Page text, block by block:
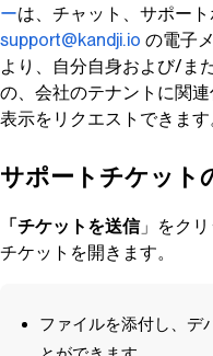
ーは、チャット、サポート
support@kandji.io の電子
より、自分自身および/ま
の、会社のテナントに関
表示をリクエストできます
サポートチケット
「チケットを送信」をクリ
チケットを開きます。
ファイルを添付し、デ